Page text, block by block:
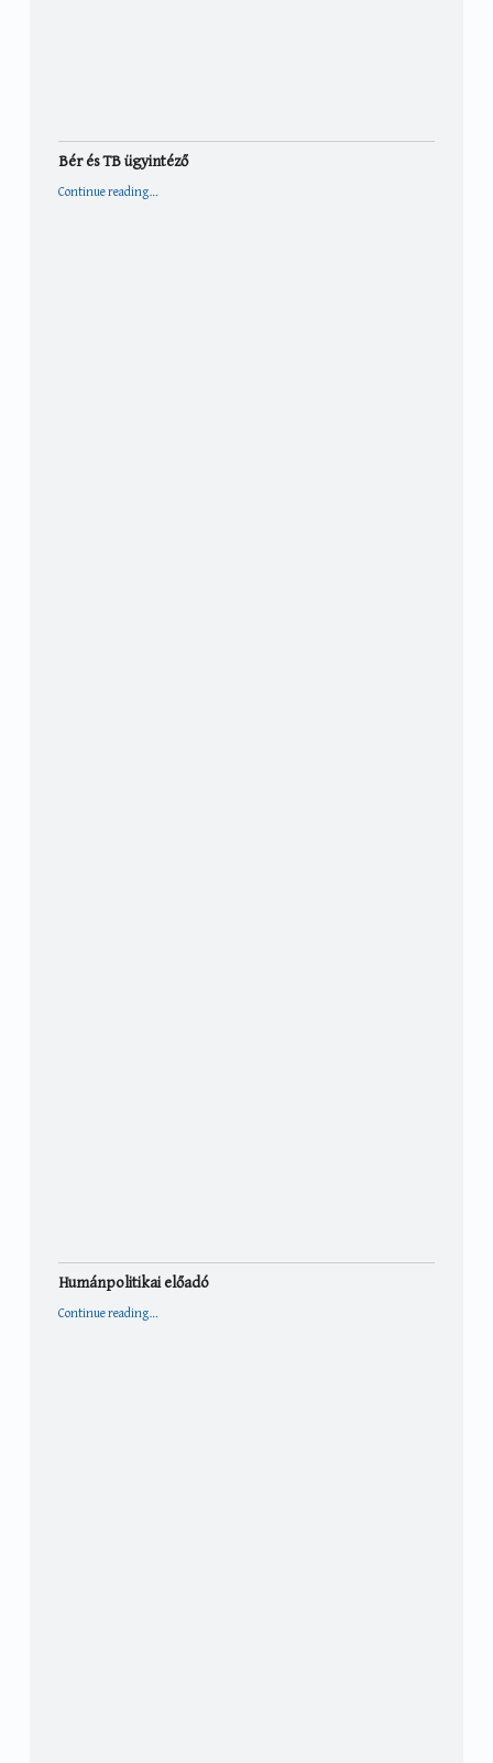
Bér és TB ügyintéző
Continue reading…
Humánpolitikai előadó
Continue reading…